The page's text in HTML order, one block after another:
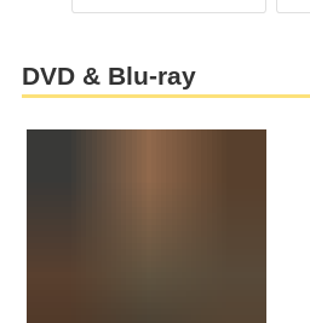
DVD & Blu-ray